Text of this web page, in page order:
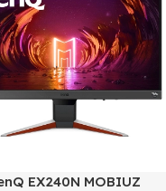
EX240N MOBIUZ